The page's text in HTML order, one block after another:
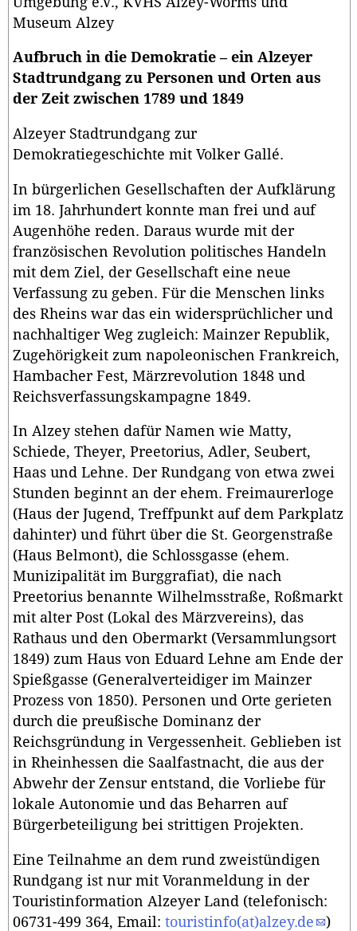
Museum Alzey
Aufbruch in die Demokratie – ein Alzeyer
Stadtrundgang zu Personen und Orten aus
der Zeit zwischen 1789 und 1849
Alzeyer Stadtrundgang zur
Demokratiegeschichte mit Volker Gallé.
In bürgerlichen Gesellschaften der Aufklärung
im 18. Jahrhundert konnte man frei und auf
Augenhöhe reden. Daraus wurde mit der
französischen Revolution politisches Handeln
mit dem Ziel, der Gesellschaft eine neue
Verfassung zu geben. Für die Menschen links
des Rheins war das ein widersprüchlicher und
nachhaltiger Weg zugleich: Mainzer Republik,
Zugehörigkeit zum napoleonischen Frankreich,
Hambacher Fest, Märzrevolution 1848 und
Reichsverfassungskampagne 1849.
In Alzey stehen dafür Namen wie Matty,
Schiede, Theyer, Preetorius, Adler, Seubert,
Haas und Lehne. Der Rundgang von etwa zwei
Stunden beginnt an der ehem. Freimaurerloge
(Haus der Jugend, Treffpunkt auf dem Parkplatz
dahinter) und führt über die St. Georgenstraße
(Haus Belmont), die Schlossgasse (ehem.
Munizipalität im Burggrafiat), die nach
Preetorius benannte Wilhelmsstraße, Roßmarkt
mit alter Post (Lokal des Märzvereins), das
Rathaus und den Obermarkt (Versammlungsort
1849) zum Haus von Eduard Lehne am Ende der
Spießgasse (Generalverteidiger im Mainzer
Prozess von 1850). Personen und Orte gerieten
durch die preußische Dominanz der
Reichsgründung in Vergessenheit. Geblieben ist
in Rheinhessen die Saalfastnacht, die aus der
Abwehr der Zensur entstand, die Vorliebe für
lokale Autonomie und das Beharren auf
Bürgerbeteiligung bei strittigen Projekten.
Eine Teilnahme an dem rund zweistündigen
Rundgang ist nur mit Voranmeldung in der
Touristinformation Alzeyer Land (telefonisch:
06731-499 364, Email: touristinfo(at)alzey.de
)